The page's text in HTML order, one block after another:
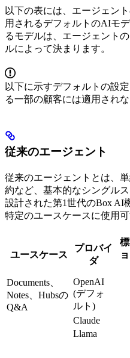
以下の表には、エージェン
用されるデフォルトのAIモ
るモデルは、エージェント
ルによって決まります。
以下に示すデフォルトの設
る一部の顧客には適用され
従来のエージェント
従来のエージェントとは、
約など、基本的なシングル
設計された第1世代のBox AI
特定のユースケースに使用
ユースケース
プロバイ
ダ
Documents、
Notes、Hubsの
Q&A
OpenAI
(デフォ
ルト)
Claude
Llama